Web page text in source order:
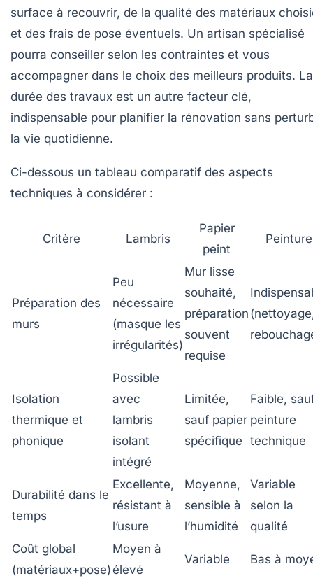
surface à recouvrir, de la qualité des matériaux
et des frais de pose éventuels. Un artisan spécialisé
pourra conseiller selon les contraintes et vous
accompagner dans le choix des meilleurs produits. La
durée des travaux est un autre facteur clé,
indispensable pour planifier la rénovation sans
la vie quotidienne.
Ci-dessous un tableau comparatif des aspects
techniques à considérer :
Critère Lambris
Papier
peint
Peinture
Préparation des
murs
Peu
nécessaire
(masque les
irrégularités)
Mur lisse
souhaité,
préparation
souvent
requise
Isolation
thermique et
phonique
Possible
avec
lambris
isolant
intégré
Limitée,
sauf papier
spécifique
Faible,
peinture
technique
Durabilité dans le
temps
Excellente,
résistant à
l’usure
Moyenne,
sensible à
l’humidité
Variable
selon la
qualité
Coût global
(matériaux+pose)
Moyen à
élevé
Variable Bas à